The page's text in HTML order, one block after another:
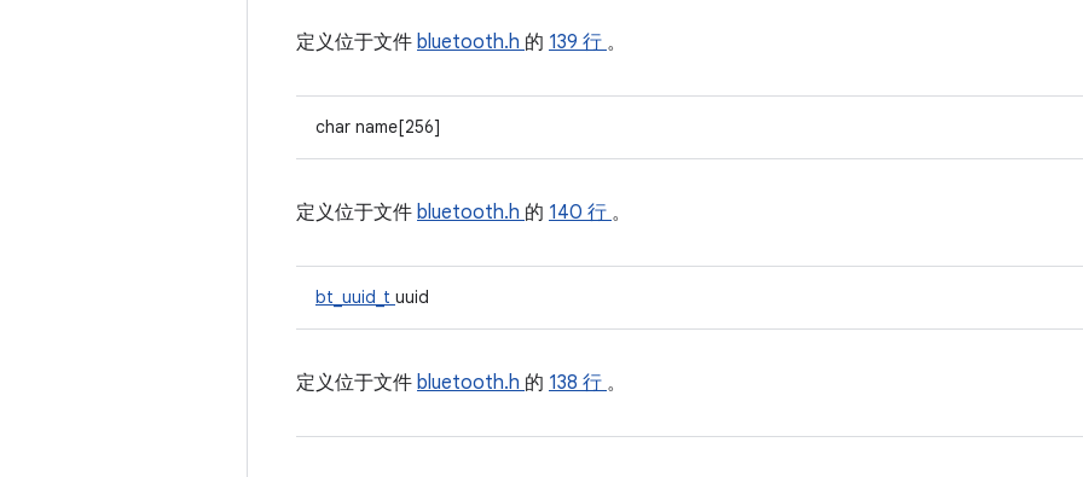
定义位于文件 bluetooth.h 的 139 行 。
char name[256]
定义位于文件 bluetooth.h 的 140 行 。
bt_uuid_t uuid
定义位于文件 bluetooth.h 的 138 行 。